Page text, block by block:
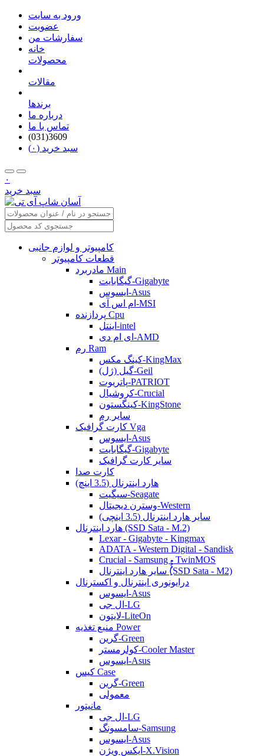
ورود به سایت
عضویت
سفارشات من
خانه
محصولات
مقالات
برندها
درباره ما
تماس با ما
(031)3609
سبد خرید (۰)
۰
سبد خرید
کامپیوتر و لوازم جانبی
قطعات کامپیوتر
مادربرد Main
گیگابایت-Gigabyte
ایسوس-Asus
ام اس آی-MSI
پردازنده Cpu
اینتل-intel
ای ام دی-AMD
رم Ram
کینگ مکس-KingMax
گیل (ژل)-Geil
پاتریوت-PATRIOT
کروشیال-Crucial
کینگستون-KingStone
سایر رم
کارت گرافیک Vga
ایسوس-Asus
گیگابایت-Gigabyte
سایر کارت گرافیک
کارت صدا
هارد اینترنال (3.5 اینچ)
سیگیت-Seagate
وسترن دیجیتال-Western
سایر هارد اینترنال (3.5 اینچی)
هارد اینترنال (SSD Sata - M.2)
Lexar - Gigabyte - Kingmax
ADATA - Western Digital - Sandisk
Crucial - Samsung - TwinMOS
سایر هارد اینترنال (ُُُِSSD Sata - M2)
درایونوری اینترنال و اکسترنال
ایسوس-Asus
ال جی-LG
لایتون-LiteOn
منبع تغذیه Power
گرین-Green
کولرمستر-Cooler Master
ایسوس-Asus
کیس Case
گرین-Green
معمولی
مانیتور
ال جی-LG
سامسونگ-Samsung
ایسوس-Asus
ایکس ویژن-X.Vision